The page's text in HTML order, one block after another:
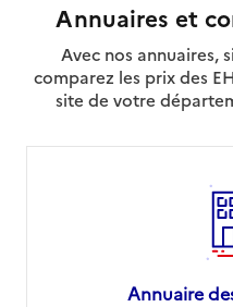
Annuaires et
Avec nos annuaires,
comparez les prix des
site de votre
Annuaire